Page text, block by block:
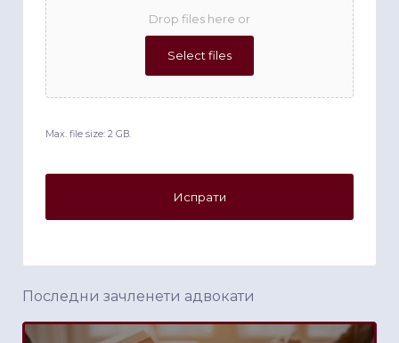
Drop files here or
Select files
Max. file size: 2 GB.
Последни зачленети адвокати